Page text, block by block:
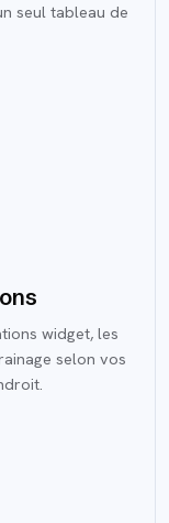
seul tableau de
widget, les
selon vos